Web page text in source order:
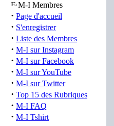
M-I Membres
· Page d'accueil
· S'enregistrer
· Liste des Membres
· M-I sur Instagram
· M-I sur Facebook
· M-I sur YouTube
· M-I sur Twitter
· Top 15 des Rubriques
· M-I FAQ
· M-I Tshirt